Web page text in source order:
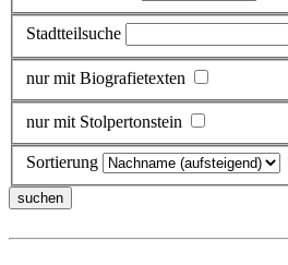
Stadtteilsuche
nur mit Biografietexten
nur mit Stolpertonstein
Sortierung